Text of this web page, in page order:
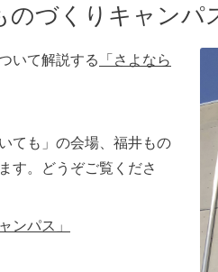
のづくりキャン
いて解説する
「さよなら
ても」の会場、福井もの
す。どうぞご覧くださ
ンパス」